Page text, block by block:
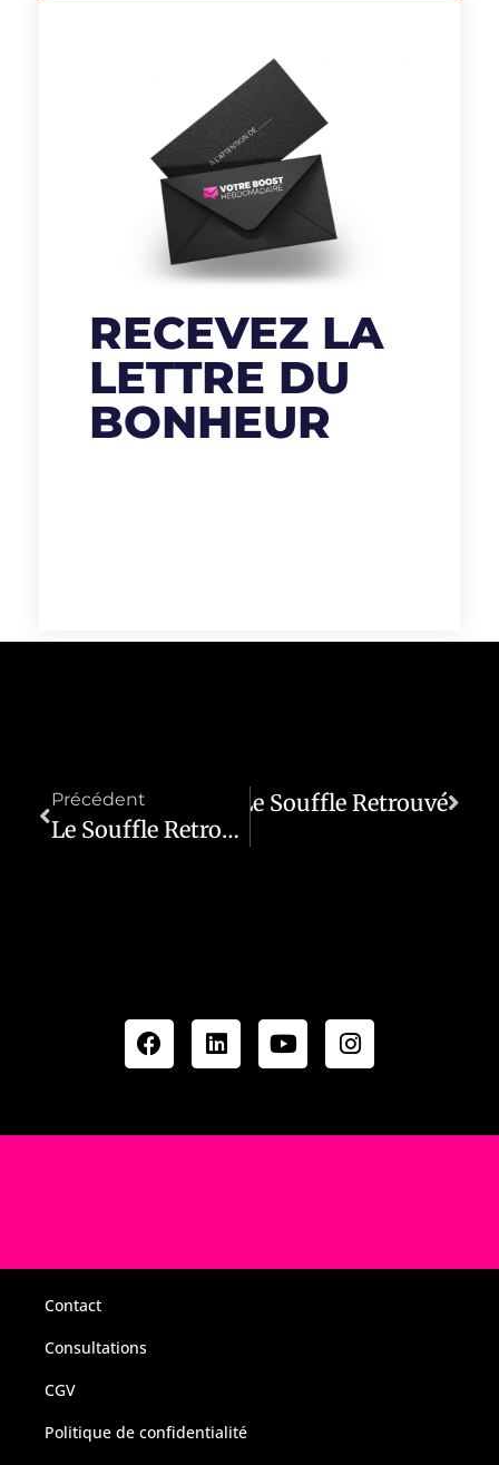
RECEVEZ LA
LETTRE DU
BONHEUR
Précédent
Le Souffle Retrouvé
Le Souffle Retrouvé
Contact
Consultations
CGV
Politique de confidentialité